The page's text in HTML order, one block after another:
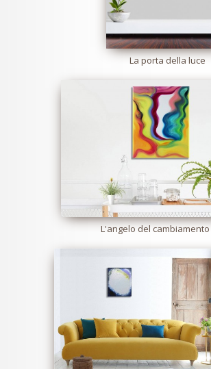
La porta della luce
L'angelo del cambiamento